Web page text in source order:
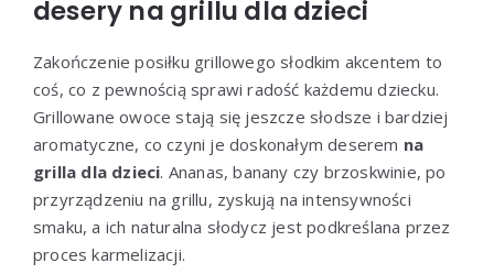
desery na grillu dla dzieci
Zakończenie posiłku grillowego słodkim akcentem to
coś, co z pewnością sprawi radość każdemu dziecku.
Grillowane owoce stają się jeszcze słodsze i bardziej
aromatyczne, co czyni je doskonałym deserem na
grilla dla dzieci. Ananas, banany czy brzoskwinie, po
przyrządzeniu na grillu, zyskują na intensywności
smaku, a ich naturalna słodycz jest podkreślana przez
proces karmelizacji.